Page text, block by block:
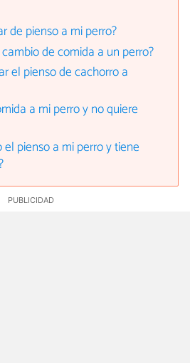
de pienso a mi perro?
de comida a un perro?
el pienso de cachorro a
a mi perro y no quiere
pienso a mi perro y tiene